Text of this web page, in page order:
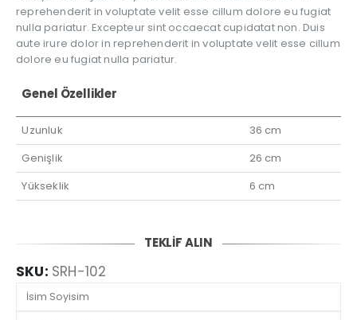
reprehenderit in voluptate velit esse cillum dolore eu fugiat
nulla pariatur. Excepteur sint occaecat cupidatat non. Duis
aute irure dolor in reprehenderit in voluptate velit esse cillum
dolore eu fugiat nulla pariatur.
Genel Özellikler
Uzunluk
36 cm
Genişlik
26 cm
Yükseklik
6 cm
TEKLİF ALIN
SKU: SRH-102